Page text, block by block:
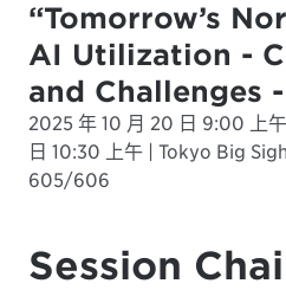
“Tomorrow’s
AI Utilization -
and Challenges -
2025 年 10 月 20 日 9:00 上
日 10:30 上午 | Tokyo Big
605/606
Session